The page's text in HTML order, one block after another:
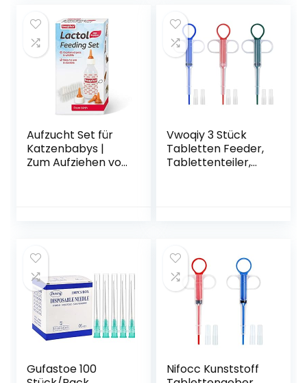
Nursing Pusher
Shooter Pills
Feeder für Katzen
kleine Hunde
Aufzucht Set für
Katzenbabys |
Zum Aufziehen von
Reinigungsbürste
Vwoqiy 3 Stück
Tabletten Feeder,
Tablettenteiler,
Hunde
Gufastoe 100
Nifocc Kunststoff